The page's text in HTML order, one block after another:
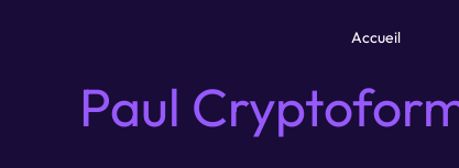
Accueil
Paul